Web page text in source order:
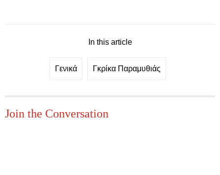
In this article
Γενικά Γκρίκα Παραμυθιάς
Join the Conversation